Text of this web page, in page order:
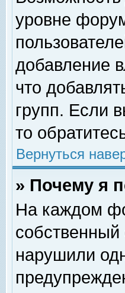
уровне
добавление
что
групп. Если
то
Вернуться
» Почему я
На каждом
нарушили